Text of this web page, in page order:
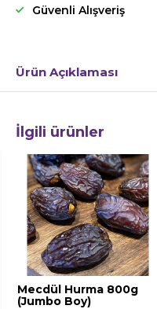
Güvenli Alışveriş
Ürün Açıklaması
İlgili ürünler
Mecdül Hurma 800g
(Jumbo Boy)